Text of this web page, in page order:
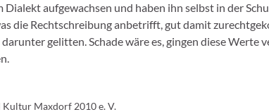
aufgewachsen und haben ihn selbst in der
die Rechtschreibung anbetrifft, gut damit
gelitten. Schade wäre es, gingen diese Werte
Maxdorf 2010 e. V.